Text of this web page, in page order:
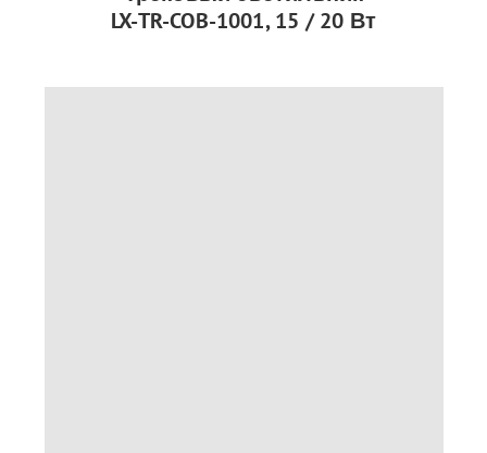
LX-TR-COB-1001, 15 / 20 Вт